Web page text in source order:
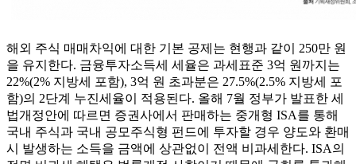
해외 주식 매매차익에 대한 기본 공제는 현행과 같이 250만 원
을 유지한다. 금융투자소득세 세율은 과세표준 3억 원까지는
22%(2% 지방세 포함), 3억 원 초과분은 27.5%(2.5% 지방세 포
함)의 2단계 누진세율이 적용된다. 올해 7월 정부가 발표한 세
법개정안에 따르면 증권사에서 판매하는 중개형 ISA를 통해
국내 주식과 국내 공모주식형 펀드에 투자할 경우 양도와 환매
시 발생하는 소득을 금액에 상관없이 전액 비과세한다. ISA의